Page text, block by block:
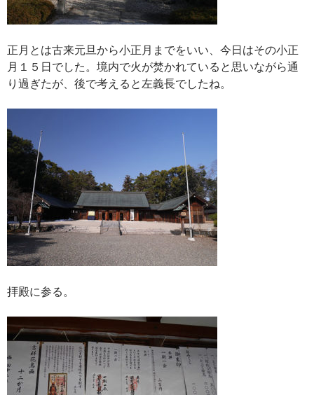
正月とは古来元旦から小正月までをいい、今日はその小正
月１５日でした。境内で火が焚かれていると思いながら通
り過ぎたが、後で考えると左義長でしたね。
拝殿に参る。